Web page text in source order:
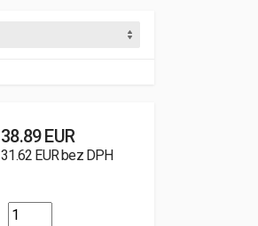
38.89 EUR
31.62 EUR bez DPH